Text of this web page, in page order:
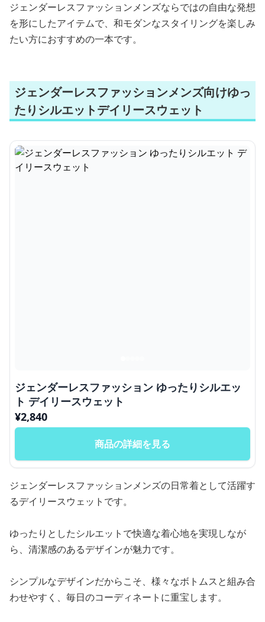
ジェンダーレスファッションメンズならではの自由な発想
を形にしたアイテムで、和モダンなスタイリングを楽しみ
たい方におすすめの一本です。
ジェンダーレスファッションメンズ向けゆっ
たりシルエットデイリースウェット
ジェンダーレスファッション ゆったりシルエッ
ト デイリースウェット
¥2,840
商品の詳細を見る
ジェンダーレスファッションメンズの日常着として活躍す
るデイリースウェットです。
ゆったりとしたシルエットで快適な着心地を実現しなが
ら、清潔感のあるデザインが魅力です。
シンプルなデザインだからこそ、様々なボトムスと組み合
わせやすく、毎日のコーディネートに重宝します。